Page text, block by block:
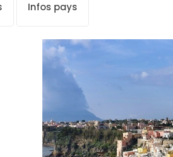
Infos pays